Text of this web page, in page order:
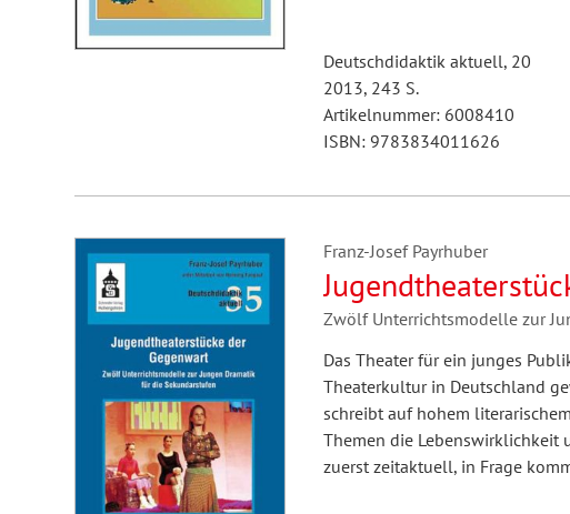
Deutschdidaktik aktuell, 20
2013, 243 S.
Artikelnummer: 6008410
ISBN: 9783834011626
Franz-Josef Payrhuber
Zwölf Unterrichtsmodelle zur
Das Theater für ein junges
Theaterkultur in Deutschland
schreibt auf hohem
Themen die Lebenswirklichkeit
zuerst zeitaktuell, in Frage